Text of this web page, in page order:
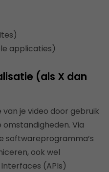
applicaties)
(als X dan
je video door gebruik
Via
softwareprogramma’s
ook wel
(APIs)